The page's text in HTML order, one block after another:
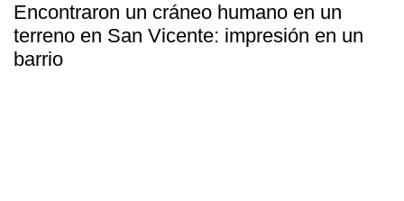
Encontraron un cráneo humano en un
terreno en San Vicente: impresión en un
barrio